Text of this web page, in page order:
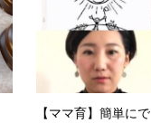
【ママ育】簡単にで